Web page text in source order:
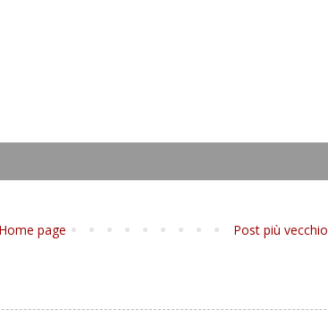
Post più vecchio
Home page